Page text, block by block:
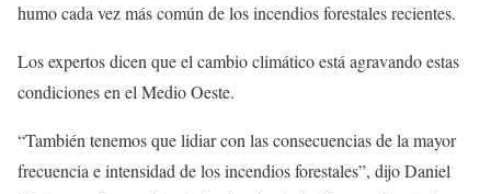
humo cada vez más común de los incendios forestales recientes.
Los expertos dicen que el cambio climático está agravando estas
condiciones en el Medio Oeste.
“También tenemos que lidiar con las consecuencias de la mayor
frecuencia e intensidad de los incendios forestales”, dijo Daniel